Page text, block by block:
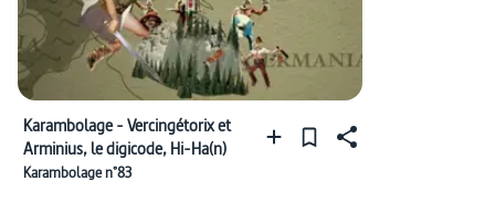
Karambolage - Vercingétorix et
Arminius, le digicode, Hi-Ha(n)
Karambolage n°83